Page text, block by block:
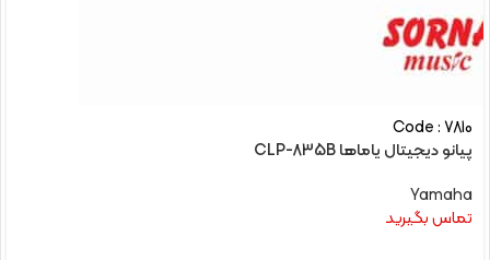
Code : 7810
پیانو دیجیتال یاماها CLP-835B
Yamaha
تماس بگیرید